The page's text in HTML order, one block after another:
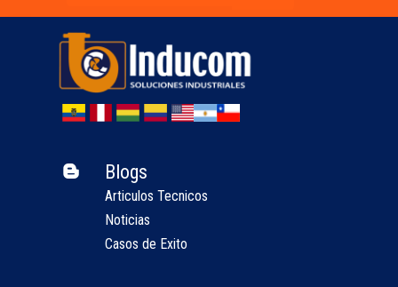
 Blogs
Articulos Tecnicos
Noticias
Casos de Exito